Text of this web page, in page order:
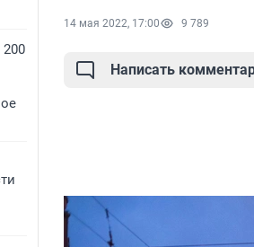
14 мая 2022, 17:00 9 789
Написать